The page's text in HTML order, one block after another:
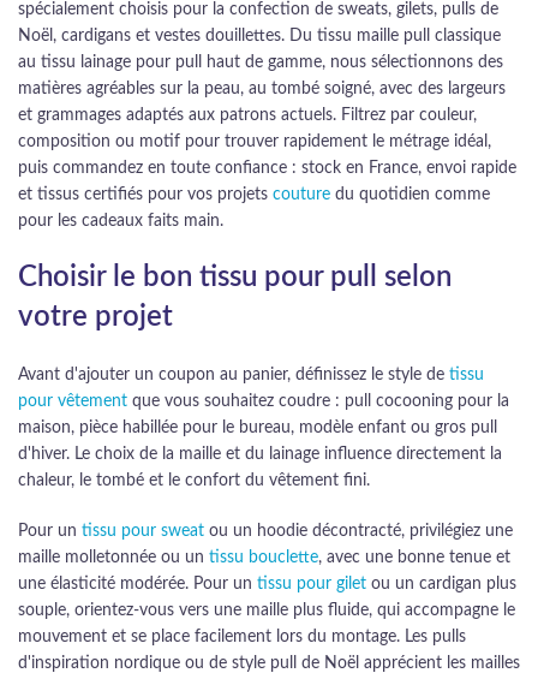
spécialement choisis pour la confection de sweats, gilets, pulls de
Noël, cardigans et vestes douillettes. Du tissu maille pull classique
au tissu lainage pour pull haut de gamme, nous sélectionnons des
matières agréables sur la peau, au tombé soigné, avec des largeurs
et grammages adaptés aux patrons actuels. Filtrez par couleur,
composition ou motif pour trouver rapidement le métrage idéal,
puis commandez en toute confiance : stock en France, envoi rapide
et tissus certifiés pour vos projets couture du quotidien comme
pour les cadeaux faits main.
Choisir le bon tissu pour pull selon
votre projet
Avant d'ajouter un coupon au panier, définissez le style de tissu
pour vêtement que vous souhaitez coudre : pull cocooning pour la
maison, pièce habillée pour le bureau, modèle enfant ou gros pull
d'hiver. Le choix de la maille et du lainage influence directement la
chaleur, le tombé et le confort du vêtement fini.
Pour un tissu pour sweat ou un hoodie décontracté, privilégiez une
maille molletonnée ou un tissu bouclette, avec une bonne tenue et
une élasticité modérée. Pour un tissu pour gilet ou un cardigan plus
souple, orientez-vous vers une maille plus fluide, qui accompagne le
mouvement et se place facilement lors du montage. Les pulls
d'inspiration nordique ou de style pull de Noël apprécient les mailles